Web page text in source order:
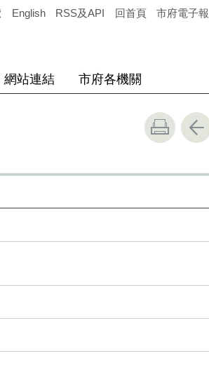
English RSS及API 回首頁 市府電子報
網站連結 市府各機關